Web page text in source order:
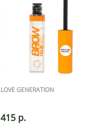
LOVE GENERATION
415 р.